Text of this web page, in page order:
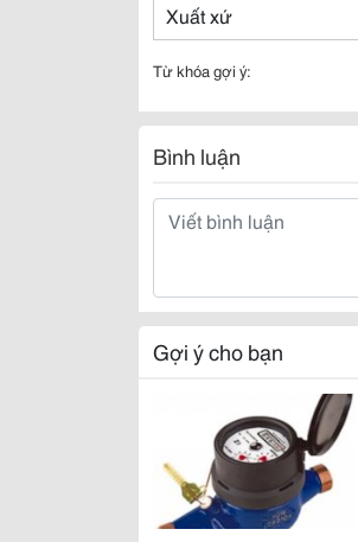
Xuất xứ
Từ khóa gợi ý:
Bình luận
Gợi ý cho bạn